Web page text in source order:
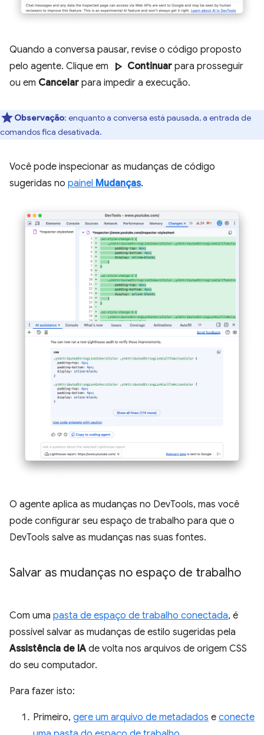
Quando a conversa pausar, revise o código proposto
pelo agente. Clique em
play_arrow Continuar para prosseguir
ou em Cancelar para impedir a execução.
Observação: enquanto a conversa está pausada, a entrada de
comandos fica desativada.
Você pode inspecionar as mudanças de código
sugeridas no painel Mudanças.
O agente aplica as mudanças no DevTools, mas você
pode configurar seu espaço de trabalho para que o
DevTools salve as mudanças nas suas fontes.
Salvar as mudanças no espaço de trabalho
Com uma pasta de espaço de trabalho conectada, é
possível salvar as mudanças de estilo sugeridas pela
Assistência de IA de volta nos arquivos de origem CSS
do seu computador.
Para fazer isto:
Primeiro, gere um arquivo de metadados e conecte